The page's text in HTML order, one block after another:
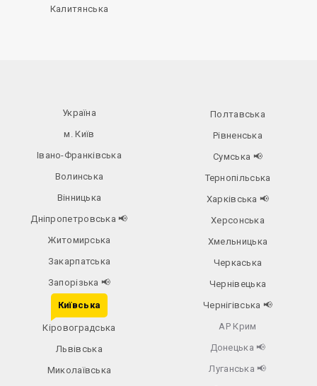
Калитянська
Україна
м. Київ
Івано-Франківська
Волинська
Вінницька
Дніпропетровська📢
Житомирська
Закарпатська
Запорізька 📢
Київська
Кіровоградська
Львівська
Миколаївська
Полтавська
Рівненська
Сумська 📢
Тернопільська
Харківська 📢
Херсонська
Хмельницька
Черкаська
Чернівецька
Чернігівська 📢
АР Крим
Донецька 📢
Луганська 📢